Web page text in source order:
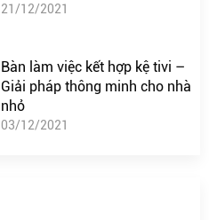
21/12/2021
Bàn làm việc kết hợp kệ tivi –
Giải pháp thông minh cho nhà
nhỏ
03/12/2021